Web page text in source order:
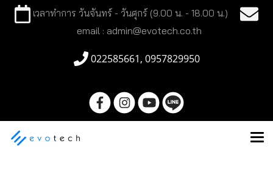
เวลาทำการ วันจันทร์ - วันศุกร์ (9.00 น. - 18.00 น.)
email : admin@evotech.co.th
022585661, 0957829950